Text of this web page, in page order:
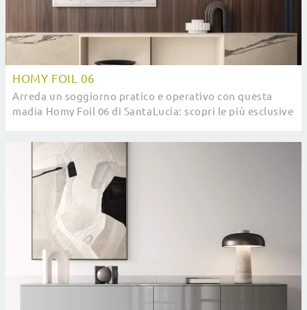
HOMY FOIL 06
Arreda un soggiorno pratico e operativo con questa
madia Homy Foil 06 di SantaLucia: scopri le più esclusive